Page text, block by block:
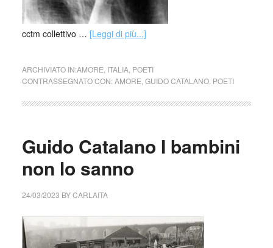
cctm collettivo … [Leggi di più...]
ARCHIVIATO IN:AMORE ITALIA, POETI
CONTRASSEGNATO CON:AMORE GUIDO CATALANO, POETI
Guido Catalano I bambini
non lo sanno
24/03/2023 BYCARLAITA